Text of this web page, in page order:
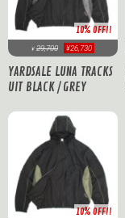
10% OFF!!
¥ 29,700 ¥26,730
YARDSALE LUNA TRACKS
UIT BLACK / GREY
10% OFF!!